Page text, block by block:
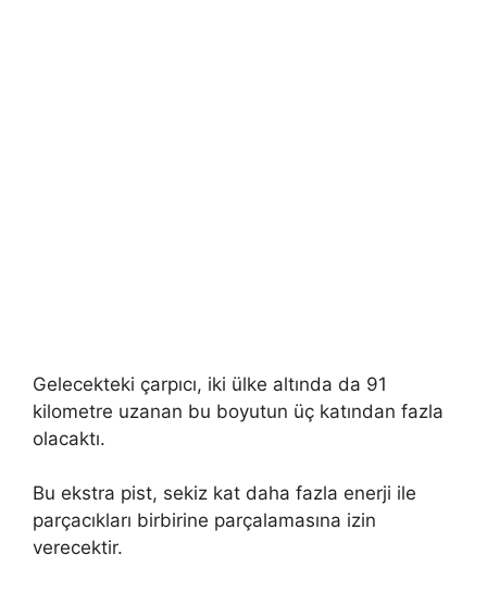
Gelecekteki çarpıcı, iki ülke altında da 91
kilometre uzanan bu boyutun üç katından fazla
olacaktı.
Bu ekstra pist, sekiz kat daha fazla enerji ile
parçacıkları birbirine parçalamasına izin
verecektir.